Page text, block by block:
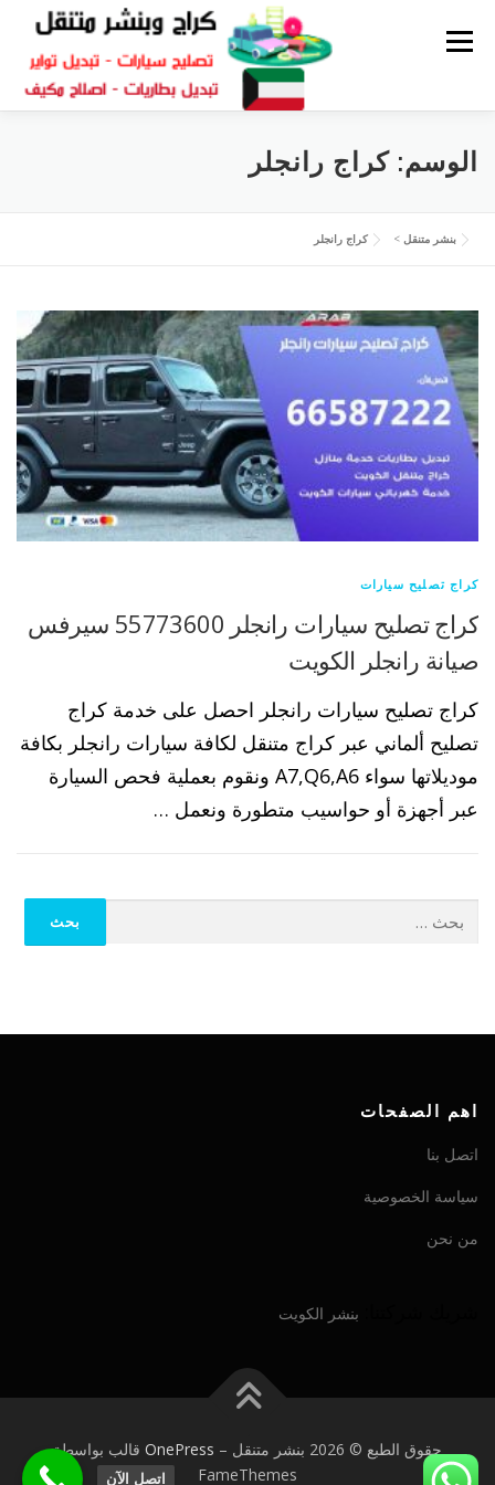
القائمة
بنشر الكويت كراج متنقلالوسم:كراج رانجلر
بنشر متنقل > كراج رانجلر
كراج تصليح سيارات
كراج تصليح سيارات رانجلر 55773600 سيرفس
صيانة رانجلر الكويت
كراج تصليح سيارات رانجلر احصل على خدمة كراج
تصليح ألماني عبر كراج متنقل لكافة سيارات رانجلر بكافة
موديلاتها سواء A7,Q6,A6 ونقوم بعملية فحص السيارة
عبر أجهزة أو حواسيب متطورة ونعمل …
اهم الصفحات
اتصل بنا
سياسة الخصوصية
من نحن
بنشر الكويت
حقوق الطبع © 2026 بنشر متنقل –
OnePress قالب بواسطة
FameThemes
اتصل الآن